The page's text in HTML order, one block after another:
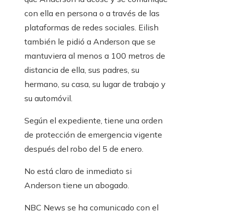
con ella en persona o a través de las
plataformas de redes sociales. Eilish
también le pidió a Anderson que se
mantuviera al menos a 100 metros de
distancia de ella, sus padres, su
hermano, su casa, su lugar de trabajo y
su automóvil.
Según el expediente, tiene una orden
de protección de emergencia vigente
después del robo del 5 de enero.
No está claro de inmediato si
Anderson tiene un abogado.
NBC News se ha comunicado con el